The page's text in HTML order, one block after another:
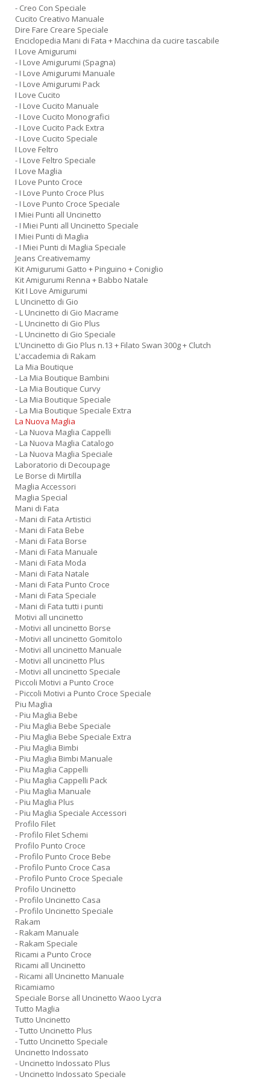
- Creo Con Speciale
Cucito Creativo Manuale
Dire Fare Creare Speciale
Enciclopedia Mani di Fata + Macchina da cucire tascabile
I Love Amigurumi
- I Love Amigurumi (Spagna)
- I Love Amigurumi Manuale
- I Love Amigurumi Pack
I Love Cucito
- I Love Cucito Manuale
- I Love Cucito Monografici
- I Love Cucito Pack Extra
- I Love Cucito Speciale
I Love Feltro
- I Love Feltro Speciale
I Love Maglia
I Love Punto Croce
- I Love Punto Croce Plus
- I Love Punto Croce Speciale
I Miei Punti all Uncinetto
- I Miei Punti all Uncinetto Speciale
I Miei Punti di Maglia
- I Miei Punti di Maglia Speciale
Jeans Creativemamy
Kit Amigurumi Gatto + Pinguino + Coniglio
Kit Amigurumi Renna + Babbo Natale
Kit I Love Amigurumi
L Uncinetto di Gio
- L Uncinetto di Gio Macrame
- L Uncinetto di Gio Plus
- L Uncinetto di Gio Speciale
L'Uncinetto di Gio Plus n.13 + Filato Swan 300g + Clutch
L'accademia di Rakam
La Mia Boutique
- La Mia Boutique Bambini
- La Mia Boutique Curvy
- La Mia Boutique Speciale
- La Mia Boutique Speciale Extra
La Nuova Maglia
- La Nuova Maglia Cappelli
- La Nuova Maglia Catalogo
- La Nuova Maglia Speciale
Laboratorio di Decoupage
Le Borse di Mirtilla
Maglia Accessori
Maglia Special
Mani di Fata
- Mani di Fata Artistici
- Mani di Fata Bebe
- Mani di Fata Borse
- Mani di Fata Manuale
- Mani di Fata Moda
- Mani di Fata Natale
- Mani di Fata Punto Croce
- Mani di Fata Speciale
- Mani di Fata tutti i punti
Motivi all uncinetto
- Motivi all uncinetto Borse
- Motivi all uncinetto Gomitolo
- Motivi all uncinetto Manuale
- Motivi all uncinetto Plus
- Motivi all uncinetto Speciale
Piccoli Motivi a Punto Croce
- Piccoli Motivi a Punto Croce Speciale
Piu Maglia
- Piu Maglia Bebe
- Piu Maglia Bebe Speciale
- Piu Maglia Bebe Speciale Extra
- Piu Maglia Bimbi
- Piu Maglia Bimbi Manuale
- Piu Maglia Cappelli
- Piu Maglia Cappelli Pack
- Piu Maglia Manuale
- Piu Maglia Plus
- Piu Maglia Speciale Accessori
Profilo Filet
- Profilo Filet Schemi
Profilo Punto Croce
- Profilo Punto Croce Bebe
- Profilo Punto Croce Casa
- Profilo Punto Croce Speciale
Profilo Uncinetto
- Profilo Uncinetto Casa
- Profilo Uncinetto Speciale
Rakam
- Rakam Manuale
- Rakam Speciale
Ricami a Punto Croce
Ricami all Uncinetto
- Ricami all Uncinetto Manuale
Ricamiamo
Speciale Borse all Uncinetto Waoo Lycra
Tutto Maglia
Tutto Uncinetto
- Tutto Uncinetto Plus
- Tutto Uncinetto Speciale
Uncinetto Indossato
- Uncinetto Indossato Plus
- Uncinetto Indossato Speciale